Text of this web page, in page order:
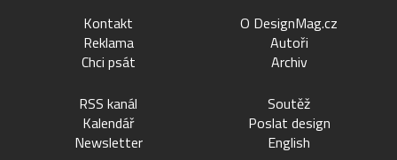
Kontakt
Reklama
Chci psát
O DesignMag.cz
Autoři
Archiv
RSS kanál
Kalendář
Newsletter
Soutěž
Poslat design
English